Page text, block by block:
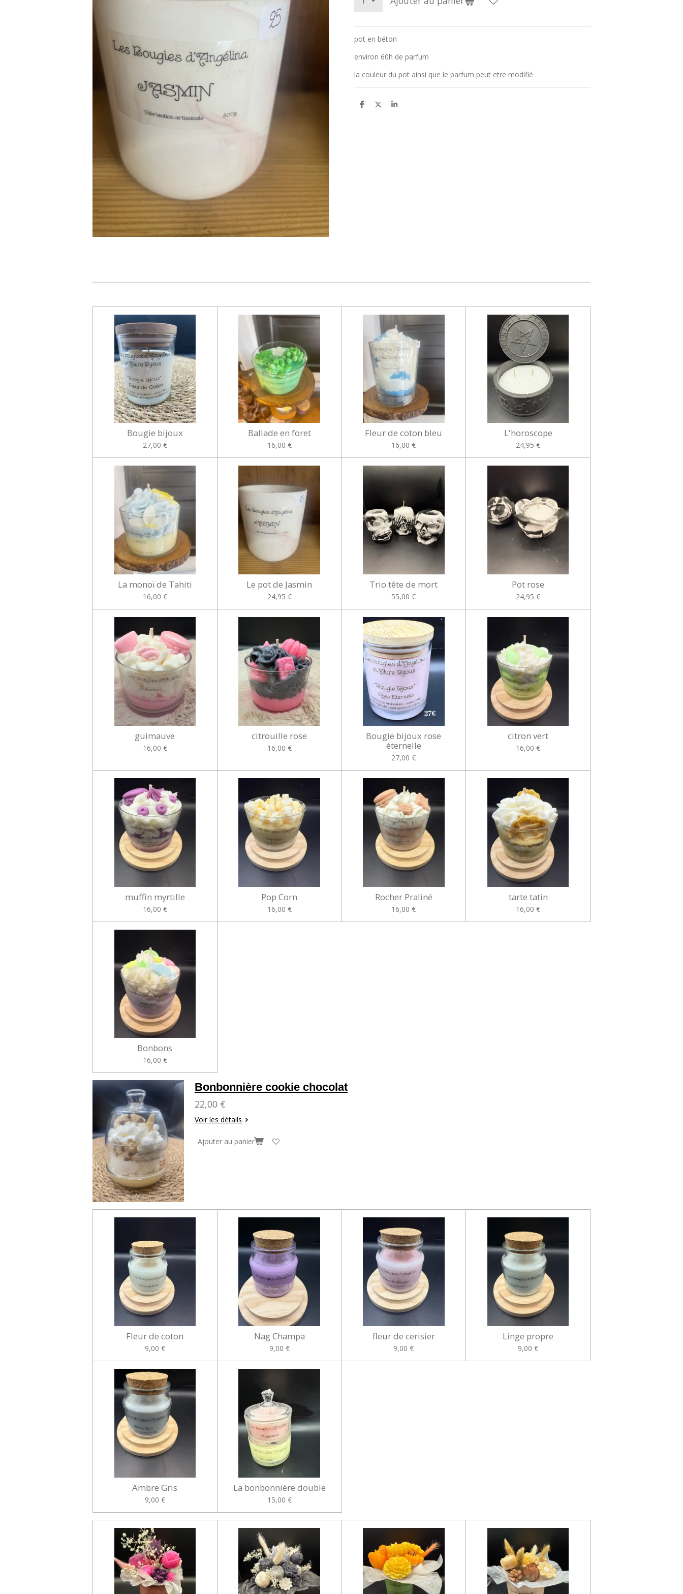
pot en béton
environ 60h de parfum
la couleur du pot ainsi que le parfum peut etre modifié
P
P
P
Bougie bijoux
27,00 €
Ballade en foret
16,00 €
Fleur de coton bleu
16,00 €
L'horoscope
24,95 €
La monoï de Tahiti
16,00 €
Le pot de Jasmin
24,95 €
Trio tête de mort
55,00 €
Pot rose
24,95 €
guimauve
16,00 €
citrouille rose
16,00 €
Bougie bijoux rose
éternelle
27,00 €
citron vert
16,00 €
muffin myrtille
16,00 €
Pop Corn
16,00 €
Rocher Praliné
16,00 €
tarte tatin
16,00 €
Bonbons
16,00 €
Bonbonnière cookie chocolat
22,00 €
Voir les détails
Ajouter au panier
Fleur de coton
9,00 €
Nag Champa
9,00 €
fleur de cerisier
9,00 €
Linge propre
9,00 €
Ambre Gris
9,00 €
La bonbonnière double
15,00 €